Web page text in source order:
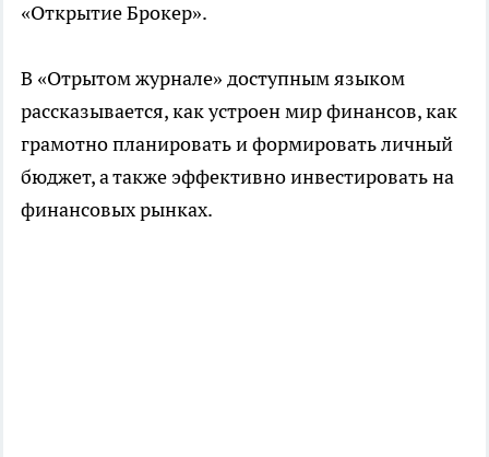
«Открытие Брокер».
В «Отрытом журнале» доступным языком
рассказывается, как устроен мир финансов, как
грамотно планировать и формировать личный
бюджет, а также эффективно инвестировать на
финансовых рынках.